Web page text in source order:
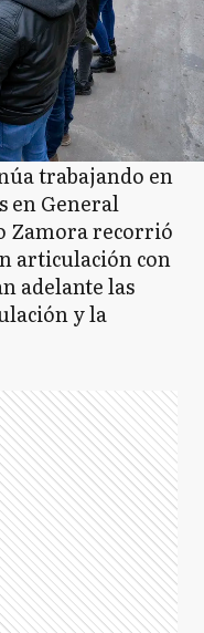
trabajando en
en General
Zamora recorrió
articulación con
adelante las
y la